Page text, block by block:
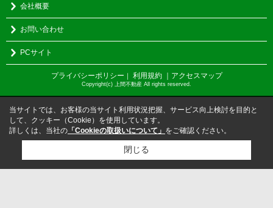
会社概要
お問い合わせ
PCサイト
プライバシーポリシー ｜ 利用規約 ｜アクセスマップ
Copyright(c) 上間不動産 All rights reserved.
当サイトでは、お客様の当サイト利用状況把握、サービス向上検討を目的と
して、クッキー（Cookie）を使用しています。
詳しくは、当社の 「Cookieの取扱いについて」 をご確認ください。
閉じる